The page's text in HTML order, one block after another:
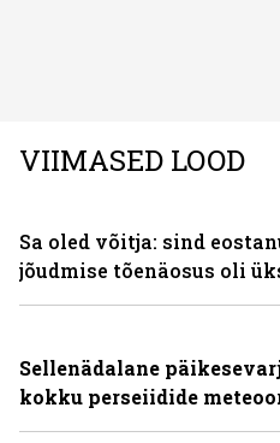
VIIMASED LOOD
Sa oled võitja: sind
jõudmise tõenäosus oli
Sellenädalane
kokku perseiidide